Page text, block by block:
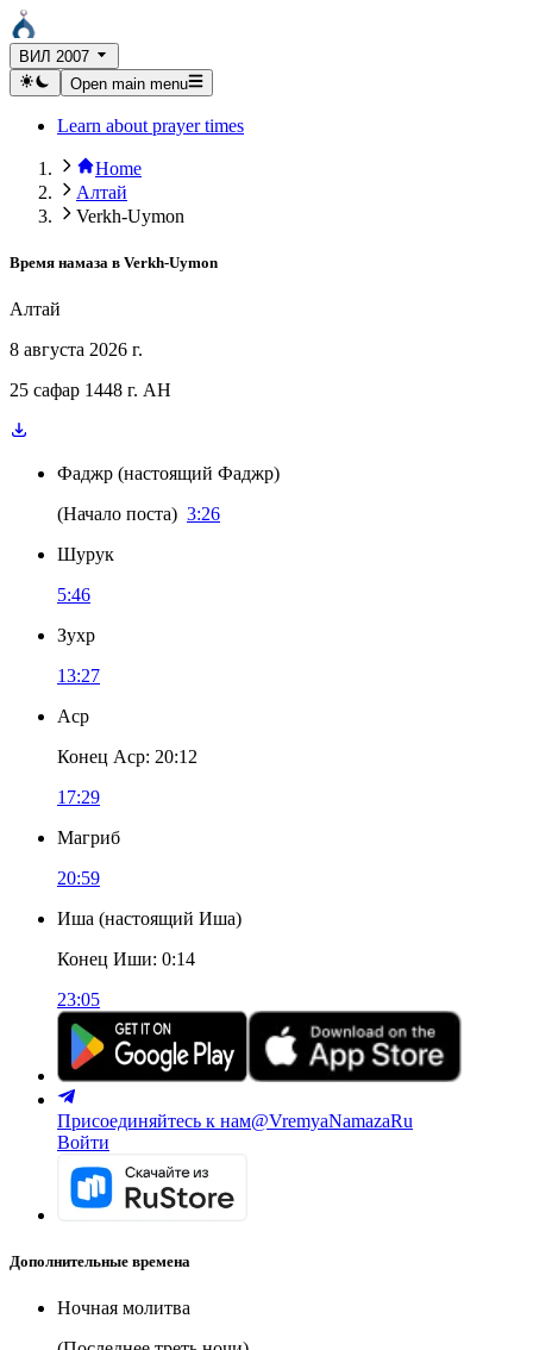
ВИЛ 2007
Open main menu
Learn about prayer times
Home
Алтай
Verkh-Uymon
Время намаза в Verkh-Uymon
Алтай
8 августа 2026 г.
25 сафар 1448 г. AH
Фаджр (настоящий Фаджр)
(Начало поста) 3:26
Шурук
5:46
Зухр
13:27
Аср
Конец Аср: 20:12
17:29
Магриб
20:59
Иша (настоящий Иша)
Конец Иши: 0:14
23:05
Присоединяйтесь к нам@VremyaNamazaRu
Войти
Дополнительные времена
Ночная молитва